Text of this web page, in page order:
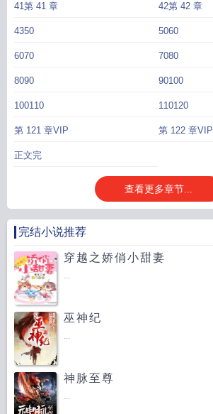
41第 41 章 42第 42 章
4350 5060
6070 7080
8090 90100
100110 110120
第 121 章VIP 第 122 章VIP
正文完
查看更多章节...
完结小说推荐
穿越之娇俏小甜妻
...
巫神纪
...
神脉至尊
...